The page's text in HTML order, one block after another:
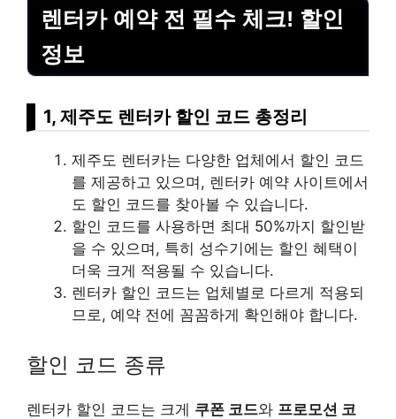
렌터카 예약 전 필수 체크! 할인
정보
1, 제주도 렌터카 할인 코드 총정리
제주도 렌터카는 다양한 업체에서 할인 코드
를 제공하고 있으며, 렌터카 예약 사이트에서
도 할인 코드를 찾아볼 수 있습니다.
할인 코드를 사용하면 최대 50%까지 할인받
을 수 있으며, 특히 성수기에는 할인 혜택이
더욱 크게 적용될 수 있습니다.
렌터카 할인 코드는 업체별로 다르게 적용되
므로, 예약 전에 꼼꼼하게 확인해야 합니다.
할인 코드 종류
렌터카 할인 코드는 크게 쿠폰 코드와 프로모션 코